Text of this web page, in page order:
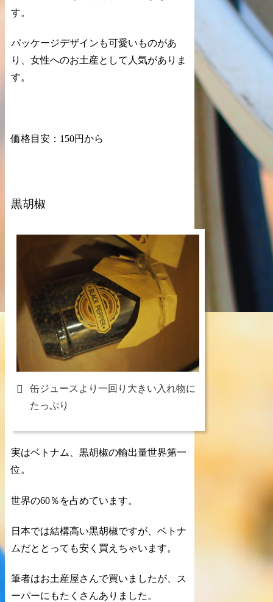
す。
パッケージデザインも可愛いものがあ
り、女性へのお土産として人気がありま
す。
価格目安：150円から
黒胡椒
缶ジュースより一回り大きい入れ物に
たっぷり
実はベトナム、黒胡椒の輸出量世界第一
位。
世界の60％を占めています。
日本では結構高い黒胡椒ですが、ベトナ
ムだととっても安く買えちゃいます。
筆者はお土産屋さんで買いましたが、ス
ーパーにもたくさんありました。